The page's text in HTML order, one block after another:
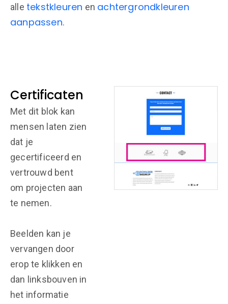
alle tekstkleuren en achtergrondkleuren
aanpassen.
Certificaten
Met dit blok kan
mensen laten zien
dat je
gecertificeerd en
vertrouwd bent
om projecten aan
te nemen.
Beelden kan je
vervangen door
erop te klikken en
dan linksbouven in
het informatie